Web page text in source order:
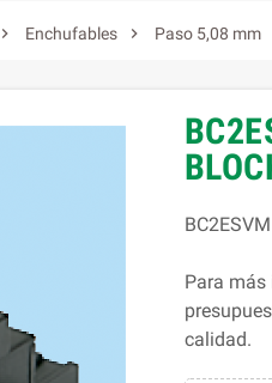
 Enchufables  Paso 5,08 mm
Para
calidad.